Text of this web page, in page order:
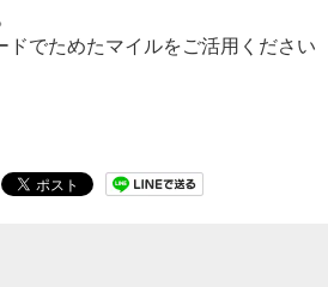
ドでためたマイルをご活用ください